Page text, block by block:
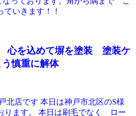
ていきます！！
を込めて塀を塗装 塗装ケ
慎重に解体
北店です 本日は神戸市北区のS様
ります。 本日は刷毛でなく ロー